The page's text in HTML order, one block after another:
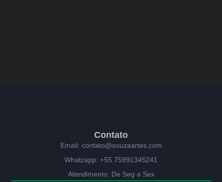
Contato
Email: contato@souzaartes.com
Whatzapp: +55 75991345241
Atendimento: De Seg a Sex